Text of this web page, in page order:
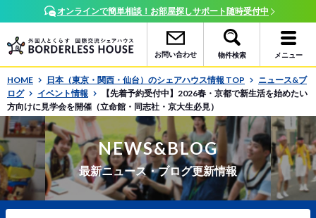
オンラインで簡単相談！お部屋探しサポート随時受付中
お問い合わせ 物件検索 メニュー
HOME 日本（東京・関西・仙台）のシェアハウス情報 TOP
ニュース&ブ
ログ
イベント情報
【先着予約受付中】2026春・京都で新生活を始めたい
方向けに見学会を開催（立命館・同志社・京大生必見）
NEWS&BLOG
最新ニュース・ブログ更新情報